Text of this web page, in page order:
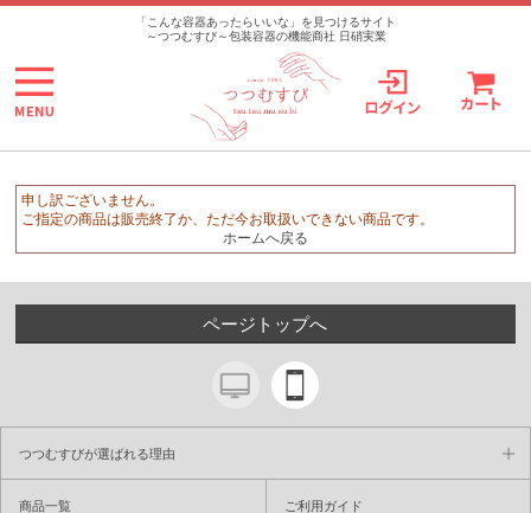
>
「こんな容器あったらいいな」を見つけるサイト
～つつむすび～包装容器の機能商社 日硝実業
申し訳ございません。
ご指定の商品は販売終了か、ただ今お取扱いできない商品です。
ホームへ戻る
ページトップへ
つつむすびが選ばれる理由
商品一覧 ご利用ガイド